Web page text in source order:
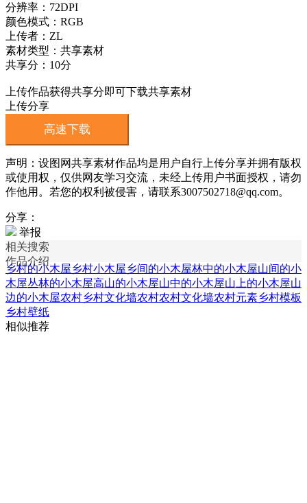
分辨率：72DPI
颜色模式：RGB
上传者：ZL
素材类型：共享素材
共享分：10分
上传作品获得共享分即可下载共享素材
上传分享
高速下载
声明：设图网共享素材作品均是用户自行上传分享并拥有版权
或使用权，仅供网友学习交流，未经上传用户书面授权，请勿
作他用。若您的权利被侵害，请联系3007502718@qq.com。
分享：
举报
相关搜索
作品介绍
乡村的小木屋乡村小木屋乡间的小木屋林中的小木屋山间的小
木屋丛林的小木屋高山的小木屋山中的小木屋山上的小木屋山
边的小木屋农村乡村文化墙农村农村文化墙农村元素乡村模板
乡村壁纸
相似推荐